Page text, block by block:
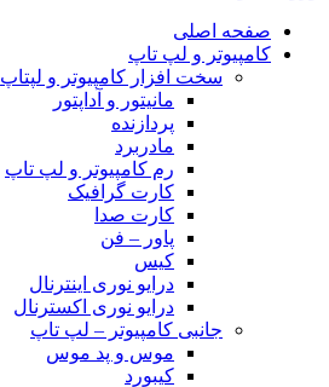
صفحه اصلی
کامپیوتر و‌‌‌‌‌ لپ تاپ
سخت افزار کامپیوتر و لپتاپ
مانیتور و آداپتور
پردازنده
مادربرد
رم کامپیوتر و لپ تاپ
کارت گرافیک
کارت صدا
پاور – فن
کیس
درایو نوری اینترنال
درایو نوری اکسترنال
جانبی کامپیوتر – لپ تاپ
موس و پد موس
کیبورد